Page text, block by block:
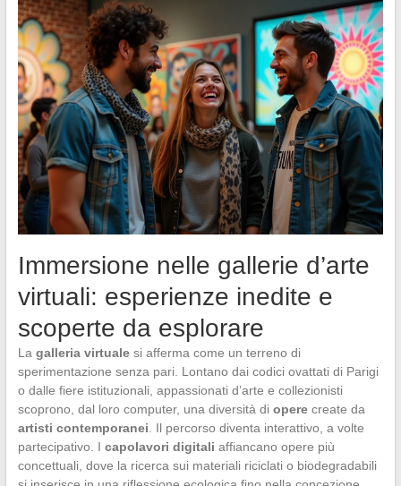
Immersione nelle gallerie d’arte
virtuali: esperienze inedite e
scoperte da esplorare
La galleria virtualesi afferma come un terreno di
sperimentazione senza pari. Lontano dai codici ovattati di Parigi
o dalle fiere istituzionali, appassionati d’arte e collezionisti
scoprono, dal loro computer, una diversità di operecreate da
artisti contemporanei . Il percorso diventa interattivo, a volte
partecipativo. I capolavori digitali affiancano opere più
concettuali, dove la ricerca sui materiali riciclati o biodegradabili